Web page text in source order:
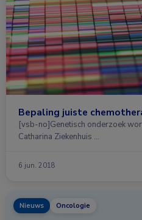
Bepaling juiste
[vsb-no]Genetisch onderzoek
Catharina Ziekenhuis …
6 jun. 2018
Nieuws Oncologie